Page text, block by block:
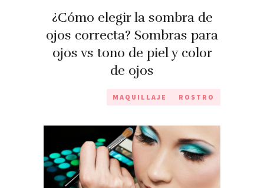
¿Cómo elegir la sombra de
ojos correcta? Sombras para
ojos vs tono de piel y color
de ojos
MAQUILLAJE ROSTRO